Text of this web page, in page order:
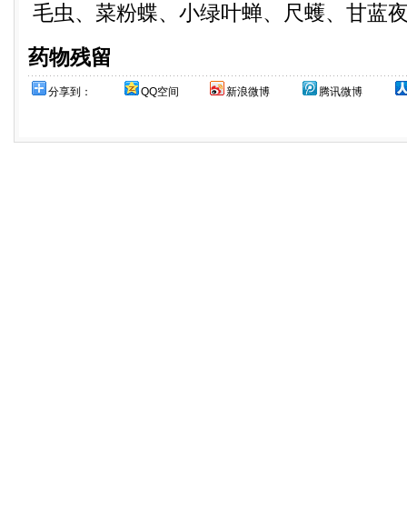
毛虫、菜粉蝶、小绿叶蝉、尺蠖、甘蓝
药物残留
分享到： QQ空间 新浪微博 腾讯微博